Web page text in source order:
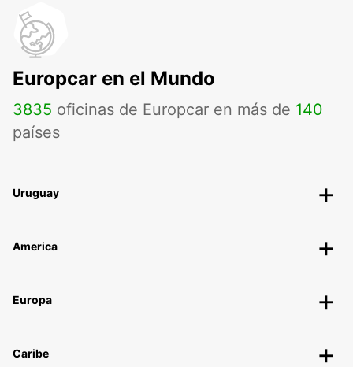
Europcar en el Mundo
3835 oficinas de Europcar en más de 140
países
Uruguay
America
Europa
Caribe